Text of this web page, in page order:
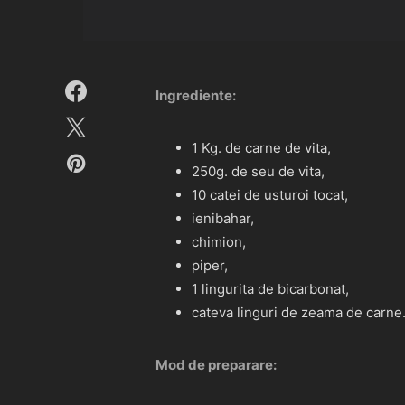
Ingrediente:
1 Kg. de carne de vita,
250g. de seu de vita,
10 catei de usturoi tocat,
ienibahar,
chimion,
piper,
1 lingurita de bicarbonat,
cateva linguri de zeama de carne.
Mod de preparare: